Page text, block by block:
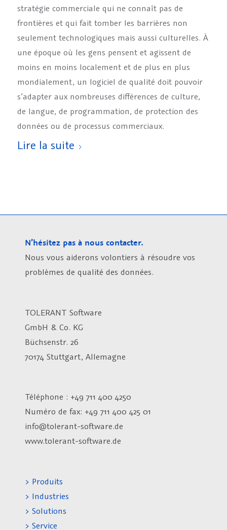
stratégie commerciale qui ne connaît pas de
frontières et qui fait tomber les barrières non
seulement technologiques mais aussi culturelles. À
une époque où les gens pensent et agissent de
moins en moins localement et de plus en plus
mondialement, un logiciel de qualité doit pouvoir
s’adapter aux nombreuses différences de culture,
de langue, de programmation, de protection des
données ou de processus commerciaux.
Lire la suite
N’hésitez pas à nous contacter.
Nous vous aiderons volontiers à résoudre vos
problèmes de qualité des données.
TOLERANT Software
GmbH & Co. KG
Büchsenstr. 26
70174 Stuttgart, Allemagne
Téléphone : +49 711 400 4250
Numéro de fax: +49 711 400 425 01
info@tolerant-software.de
www.tolerant-software.de
> Produits
> Industries
> Solutions
> Service